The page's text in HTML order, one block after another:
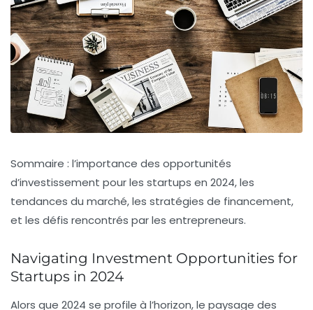
Sommaire : l’importance des opportunités
d’investissement pour les startups en 2024, les
tendances du marché, les stratégies de financement,
et les défis rencontrés par les entrepreneurs.
Navigating Investment Opportunities for
Startups in 2024
Alors que 2024 se profile à l’horizon, le paysage des